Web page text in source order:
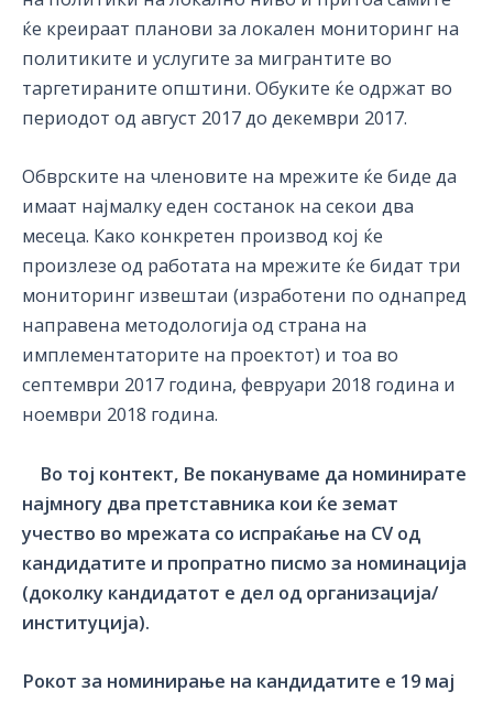
ќе креираат планови за локален мониторинг на
политиките и услугите за мигрантите во
таргетираните општини. Обуките ќе одржат во
периодот од август 2017 до декември 2017.
Обврските на членовите на мрежите ќе биде да
имаат најмалку еден состанок на секои два
месеца. Како конкретен производ кој ќе
произлезе од работата на мрежите ќе бидат три
мониторинг извештаи (изработени по однапред
направена методологија од страна на
имплементаторите на проектот) и тоа во
септември 2017 година, февруари 2018 година и
ноември 2018 година.
Во тој контект, Ве покануваме да номинирате
најмногу два претставника кои ќе земат
учество во мрежата со испраќање на CV од
кандидатите и пропратно писмо за номинација
(доколку кандидатот е дел од организација/
институција).
Рокот за номинирање на кандидатите е 19 мај